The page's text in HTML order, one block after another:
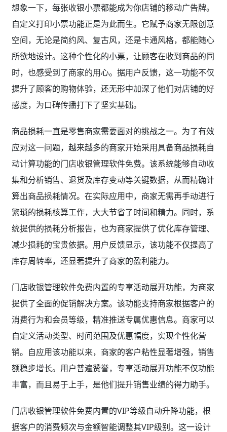
想象一下，每张收银小票都能成为你店铺的移动广告牌。
自定义打印小票功能正是为此而生。它赋予商家无限创意
空间，无论是简约风、复古风，还是卡通风格，都能随心
所欲地设计。这种个性化的小票，让顾客在收到商品的同
时，也感受到了商家的用心。据用户反馈，这一功能不仅
提升了顾客的购物体验，还无形中加深了他们对店铺的好
感度，为口碑传播打下了坚实基础。
商品损耗一直是零售商家需要面对的挑战之一。为了有效
应对这一问题，越来越多的商家开始采用具备商品损耗自
动计算功能的门店收银管理软件免费。该系统能够自动收
集和分析销售、退货及库存变动等关键数据，从而精确计
算出商品损耗情况。在实际应用中，商家无需再手动进行
繁琐的损耗核算工作，大大节省了时间和精力。同时，系
统提供的损耗分析报告，也为商家提供了优化库存管理、
减少损耗的宝贵依据。用户反馈显示，该功能不仅提高了
库存周转率，还显著提升了商家的盈利能力。
门店收银管理软件免费内置的专享活动展开功能，为商家
提供了全面的促销解决方案。该功能支持商家根据客户的
消费行为和会员等级，精准推送专属优惠信息。商家可以
自定义活动类型、时间范围及优惠幅度，实现个性化营
销。自应用该功能以来，商家的客户粘性显著增强，销售
额稳步增长。用户普遍赞誉，专享活动展开功能不仅功能
丰富，而且易于上手，是他们提升销售业绩的得力助手。
门店收银管理软件免费内置的VIP等级自动升降功能，根
据客户的消费频次与金额智能调整其VIP级别。这一设计